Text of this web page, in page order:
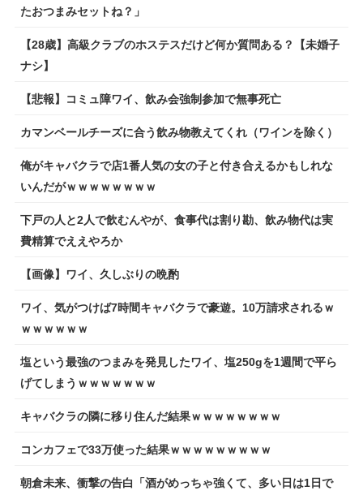
たおつまみセットね？」
【28歳】高級クラブのホステスだけど何か質問ある？【未婚子
ナシ】
【悲報】コミュ障ワイ、飲み会強制参加で無事死亡
カマンベールチーズに合う飲み物教えてくれ（ワインを除く）
俺がキャバクラで店1番人気の女の子と付き合えるかもしれな
いんだがｗｗｗｗｗｗｗｗ
下戸の人と2人で飲むんやが、食事代は割り勘、飲み物代は実
費精算でええやろか
【画像】ワイ、久しぶりの晩酌
ワイ、気がつけば7時間キャバクラで豪遊。10万請求されるｗ
ｗｗｗｗｗｗ
塩という最強のつまみを発見したワイ、塩250gを1週間で平ら
げてしまうｗｗｗｗｗｗｗ
キャバクラの隣に移り住んだ結果ｗｗｗｗｗｗｗｗ
コンカフェで33万使った結果ｗｗｗｗｗｗｗｗｗ
朝倉未来、衝撃の告白「酒がめっちゃ強くて、多い日は1日で